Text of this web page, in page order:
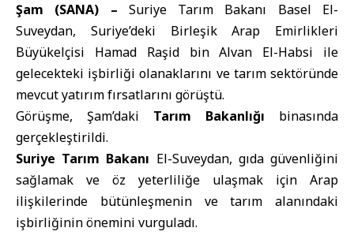
Şam (SANA) – Suriye Tarım Bakanı Basel El-
Suveydan, Suriye’deki Birleşik Arap Emirlikleri
Büyükelçisi Hamad Raşid bin Alvan El-Habsi ile
gelecekteki işbirliği olanaklarını ve tarım sektöründe
mevcut yatırım fırsatlarını görüştü.
Görüşme, Şam’daki Tarım Bakanlığı binasında
gerçekleştirildi.
Suriye Tarım Bakanı El-Suveydan, gıda güvenliğini
sağlamak ve öz yeterliliğe ulaşmak için Arap
ilişkilerinde bütünleşmenin ve tarım alanındaki
işbirliğinin önemini vurguladı.